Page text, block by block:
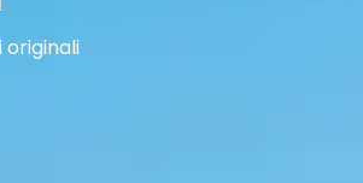
originali